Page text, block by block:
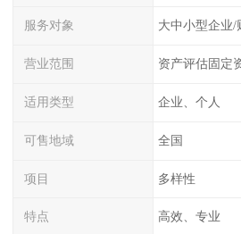
服务对象 大中小型企业/
营业范围
适用类型 企业、个人
可售地域 全国
项目 多样性
特点 高效、专业